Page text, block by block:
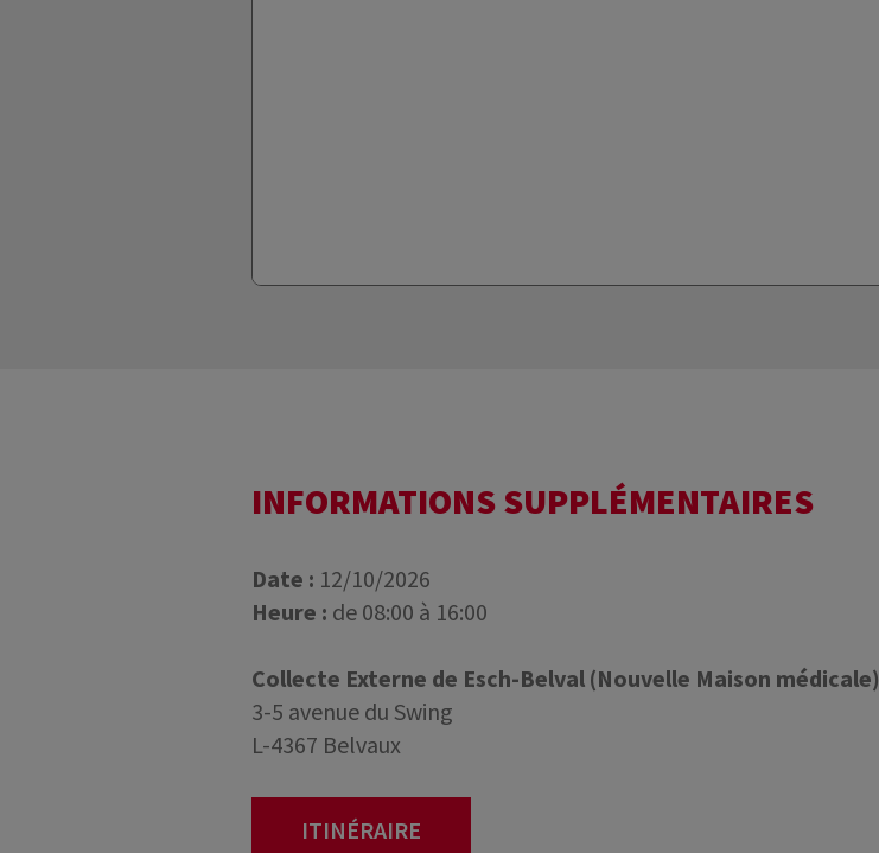
INFORMATIONS SUPPLÉMENTAIRES
Date : 12/10/2026
Heure : de 08:00 à 16:00
Collecte Externe de Esch-Belval (Nouvelle Maison médicale)
3-5 avenue du Swing
L-4367 Belvaux
ITINÉRAIRE